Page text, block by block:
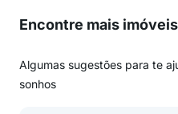
Encontre mais
Algumas sugestões para te
sonhos